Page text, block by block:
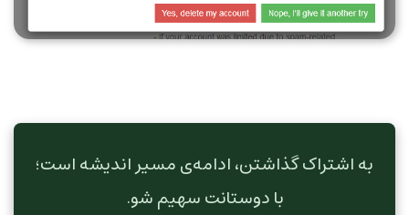
به اشتراک گذاشتن، ادامه‌ی مسیر اندیشه است؛
با دوستانت سهیم شو.